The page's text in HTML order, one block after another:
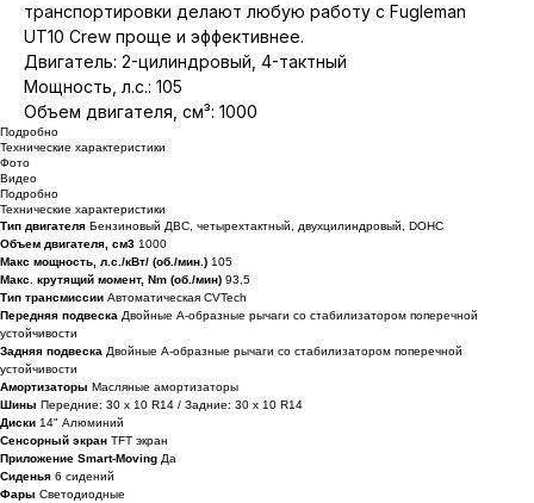
транспортировки делают любую работу с Fugleman
UT10 Crew проще и эффективнее.
Двигатель: 2-цилиндровый, 4-тактный
Мощность, л.с.: 105
Объем двигателя, см³: 1000
Подробно
Технические характеристики
Фото
Видео
Подробно
Технические характеристики
Тип двигателя Бензиновый ДВС, четырехтактный, двухцилиндровый, DOHC
Объем двигателя, см3 1000
Макс мощность, л.с./кВт/ (об./мин.) 105
Макс. крутящий момент, Nm (об./мин) 93,5
Тип трансмиссии Автоматическая CVTech
Передняя подвеска Двойные А-образные рычаги со стабилизатором поперечной
устойчивости
Задняя подвеска Двойные А-образные рычаги со стабилизатором поперечной
устойчивости
Амортизаторы Масляные амортизаторы
Шины Передние: 30 x 10 R14 / Задние: 30 x 10 R14
Диски 14" Алюминий
Сенсорный экран TFT экран
Приложение Smart-Moving Да
Сиденья 6 сидений
Фары Светодиодные